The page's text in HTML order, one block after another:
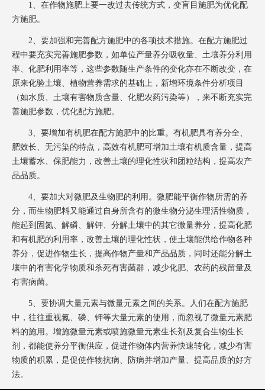
1、在作物施肥上要一改过去传统方式，变盲目施肥为优化配
方施肥。
2、要加强和完善配方施肥中的各项技术措施。在配方施肥过
程中要充实完善施肥参数，如单位产量养分吸收量、土壤养分利用
率、化肥利用率等，这些参数随生产条件的变化亦在不断改变，在
原来化验土壤、植物营养需求的基础上，新增环境条件分析项目
（如水质、土壤有害物质含量、化肥农药污染等），来不断充实完
善施肥参数，优化配方施肥。
3、要增加有机肥在配方施肥中的比重。有机肥具有养分全、
肥效长、无污染的特点，高效有机肥可增加土壤有机质含量，提高
土壤蓄水、保肥能力，改善土壤的理化性状和团粒结构，提高农产
品品质。
4、要加大对微肥及生物肥的利用。微肥能平衡作物所需的养
分，而生物肥料又能通过自身所含有的微生物分泌生理活性物质，
能起到固氮、解磷、解钾、分解土壤中的其它微量养分，提高化肥
和有机肥的利用率，改善土壤的理化性状，使土壤能供给作物各种
养分，促进作物生长，提高作物产量和产品品质，同时还能分解土
壤中的有害化学物质和杀死有害菌群，减少化肥、农药的残留量及
有害病菌。
5、要协调大量元素与微量元素之间的关系。人们在配方施肥
中，往往重视氮、磷、钾等大量元素的使用，而忽视了微量元素肥
料的施用。增施微量元素或喷施微量元素生长剂及复合生物生长
剂，都能使养分平衡供应，促进作物体内营养快速转化，减少有害
物质的积累，是促使作物抗病、防病并增加产量、提高品质的好方
法。